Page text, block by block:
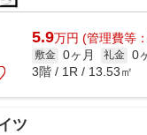
5.9万円 (管理費等
敷金 0ヶ月 礼金 0
3階 / 1R / 13.53㎡
ツ